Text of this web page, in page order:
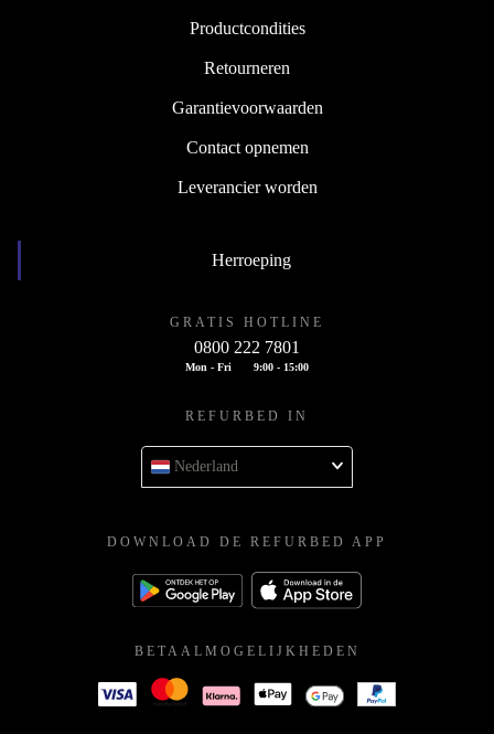
Productcondities
Retourneren
Garantievoorwaarden
Contact opnemen
Leverancier worden
Herroeping
GRATIS HOTLINE
0800 222 7801
Mon - Fri 9:00 - 15:00
REFURBED IN
Nederland
DOWNLOAD DE REFURBED APP
BETAALMOGELIJKHEDEN